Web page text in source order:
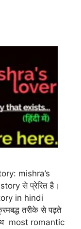
mishra’s
से प्रेरित है।
in hindi
तरीके से पढ़ते
most romantic